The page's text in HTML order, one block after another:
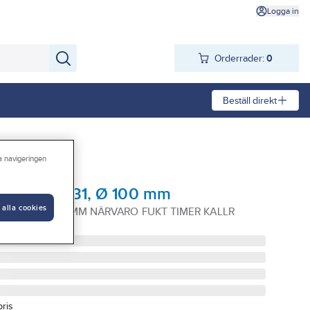
Logga in
Orderrader: 0
Beställ direkt
passad 31, Ø 100 mm
31 1860-1 100MM NÄRVARO FUKT TIMER KALLR
navigeringen
alla cookies